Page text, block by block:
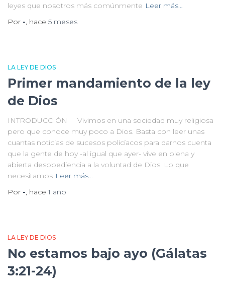
leyes que nosotros más comúnmente Leer más…
Por -, hace 5 meses
LA LEY DE DIOS
Primer mandamiento de la ley
de Dios
INTRODUCCIÓN Vivimos en una sociedad muy religiosa
pero que conoce muy poco a Dios. Basta con leer unas
cuantas noticias de sucesos policíacos para darnos cuenta
que la gente de hoy -al igual que ayer- vive en plena y
abierta desobediencia a la voluntad de Dios. Lo que
necesitamos Leer más…
Por -, hace1 año
LA LEY DE DIOS
No estamos bajo ayo (Gálatas
3:21-24)